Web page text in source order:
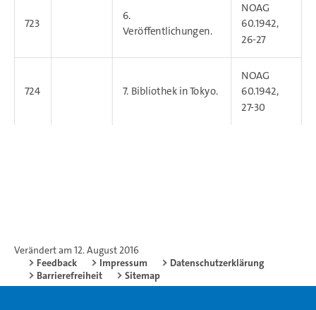
723
6.
Veröffentlichungen.
NOAG
60.1942,
26-27
724 7. Bibliothek in Tokyo.
NOAG
60.1942,
27-30
Verändert am 12. August 2016
Feedback
Impressum
Datenschutzerklärung
Barrierefreiheit
Sitemap